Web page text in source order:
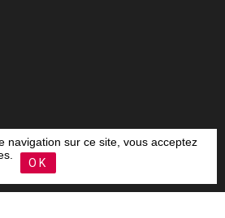
navigation sur ce site, vous acceptez
OK